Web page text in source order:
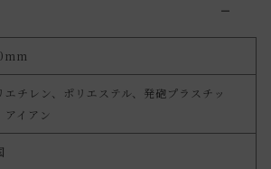
エチレン、ポリエステル、発砲プラスチッ
アイアン